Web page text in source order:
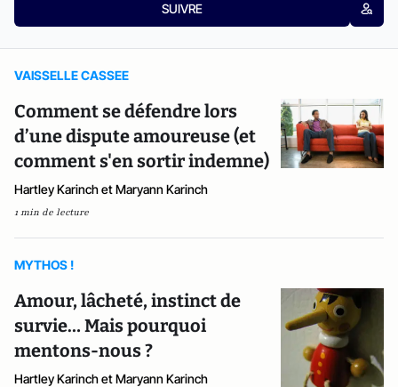
SUIVRE
VAISSELLE CASSEE
Comment se défendre lors
d’une dispute amoureuse (et
comment s'en sortir indemne)
Hartley Karinch et Maryann Karinch
1 min de lecture
MYTHOS !
Amour, lâcheté, instinct de
survie… Mais pourquoi
mentons-nous ?
Hartley Karinch et Maryann Karinch